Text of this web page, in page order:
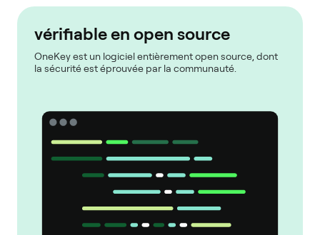
vérifiable en open source
OneKey est un logiciel entièrement open source, dont
la sécurité est éprouvée par la communauté.